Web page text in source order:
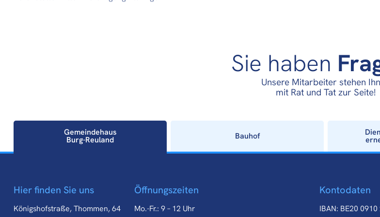
Sie haben
Unsere Mitarbeiter stehen
mit Rat und Tat zur Seite!
Gemeindehaus
Burg-Reuland Bauhof
Gemeindehaus
Burg-Reuland
Hier finden Sie uns
Königshofstraße, Thommen, 64
Öffnungszeiten
Mo.-Fr.: 9 – 12 Uhr
Kontodaten
IBAN: BE20